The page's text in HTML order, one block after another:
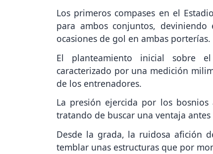
Los primeros compases en el
para ambos conjuntos,
ocasiones de gol en ambas porterías.
El planteamiento inicial sobre
caracterizado por una medición
de los entrenadores.
La presión ejercida por los
tratando de buscar una ventaja antes
Desde la grada, la ruidosa afición
temblar unas estructuras que por